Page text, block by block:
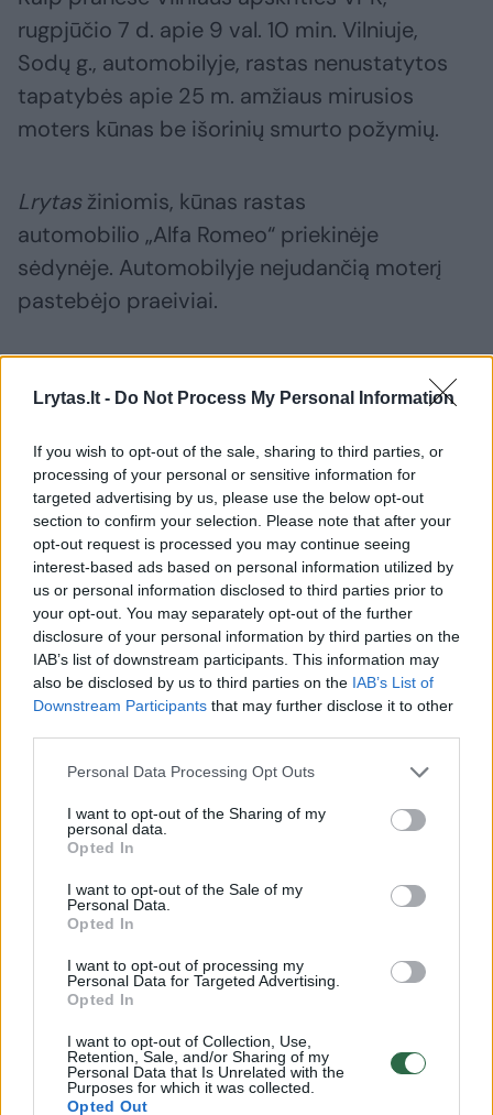
Lrytas.lt - Do Not Process My Personal Information
If you wish to opt-out of the sale, sharing to third parties, or
processing of your personal or sensitive information for
targeted advertising by us, please use the below opt-out
section to confirm your selection. Please note that after your
opt-out request is processed you may continue seeing
interest-based ads based on personal information utilized by
us or personal information disclosed to third parties prior to
your opt-out. You may separately opt-out of the further
disclosure of your personal information by third parties on the
IAB’s list of downstream participants. This information may
also be disclosed by us to third parties on the IAB’s List of
Downstream Participants that may further disclose it to other
Personal Data Processing Opt Outs
I want to opt-out of the Sharing of my
personal data.
Opted In
I want to opt-out of the Sale of my
Personal Data.
Opted In
I want to opt-out of processing my
Personal Data for Targeted Advertising.
Opted In
I want to opt-out of Collection, Use,
Retention, Sale, and/or Sharing of my
Personal Data that Is Unrelated with the
Purposes for which it was collected.
Opted Out
rugpjūčio 7 d. apie 9 val. 10 min. Vilniuje,
Sodų g., automobilyje, rastas nenustatytos
tapatybės apie 25 m. amžiaus mirusios
moters kūnas be išorinių smurto požymių.
Lrytasžiniomis, kūnas rastas
automobilio „Alfa Romeo“ priekinėje
sėdynėje. Automobilyje nejudančią moterį
pastebėjo praeiviai.
kažkas negerai, todėl jie iškvietė greitosios
pagalbos medikus.
Pamatykite filmuotą medžiagą: ištrauktas
į tvenkinį įskriejęs automobilis
Atvažiavę medikai moteriai padėti jau
nebegalėjo, buvo konstatuota jos mirtis.
Medikai apie rastą jauno moters kūną
pranešė policijai.
Pareigūnai vis dar tikslina